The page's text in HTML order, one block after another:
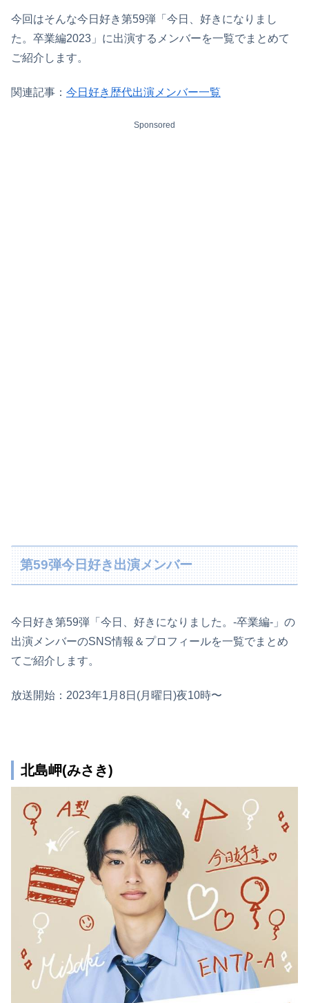
今回はそんな今日好き第59弾「今日、好きになりまし
た。卒業編2023」に出演するメンバーを一覧でまとめて
ご紹介します。
関連記事： 今日好き歴代出演メンバー一覧
Sponsored
第59弾今日好き出演メンバー
今日好き第59弾「今日、好きになりました。-卒業編-」の
出演メンバーのSNS情報＆プロフィールを一覧でまとめ
てご紹介します。
放送開始：2023年1月8日(月曜日)夜10時〜
北島岬(みさき)